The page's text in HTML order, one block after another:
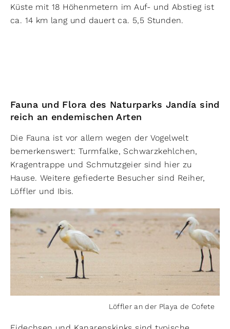
Küste mit 18 Höhenmetern im Auf- und Abstieg ist
ca. 14 km lang und dauert ca. 5,5 Stunden.
Fauna und Flora des Naturparks Jandía sind
reich an endemischen Arten
Die Fauna ist vor allem wegen der Vogelwelt
bemerkenswert: Turmfalke, Schwarzkehlchen,
Kragentrappe und Schmutzgeier sind hier zu
Hause. Weitere gefiederte Besucher sind Reiher,
Löffler und Ibis.
Löffler an der Playa de Cofete